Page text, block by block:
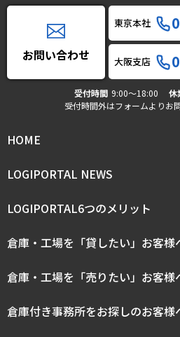
お問い合わせ
東京本社
大阪支店
受付時間 9:00〜18:00 休
受付時間外はフォームよりお
HOME
LOGIPORTAL NEWS
LOGIPORTAL6つのメリット
倉庫・工場を「貸したい」お客様
倉庫・工場を「売りたい」お客様
倉庫付き事務所をお探しのお客様